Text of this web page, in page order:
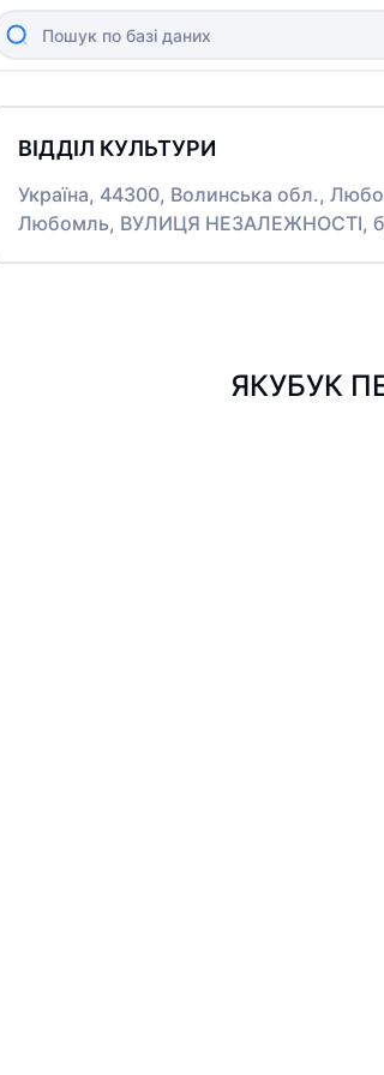
ВІДДІЛ КУЛЬТУРИ
Україна, 44300, Волинська обл.,
Любомль, ВУЛИЦЯ НЕЗАЛЕЖНОСТІ,
ЯКУБУК